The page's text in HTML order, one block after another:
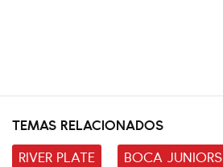
TEMAS RELACIONADOS
RIVER PLATE
BOCA JUNIORS